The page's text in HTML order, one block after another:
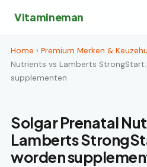
Vitamineman
Home › Premium Merken &
Nutrients vs Lamberts
supplementen
Solgar Prenatal
Lamberts
worden